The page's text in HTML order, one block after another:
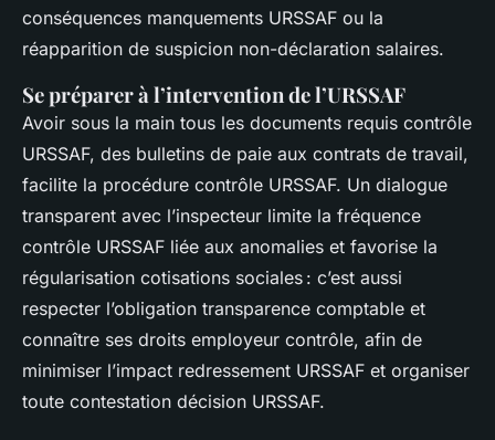
conséquences manquements URSSAF ou la
réapparition de suspicion non-déclaration salaires.
Se préparer à l’intervention de l’URSSAF
Avoir sous la main tous les documents requis contrôle
URSSAF, des bulletins de paie aux contrats de travail,
facilite la procédure contrôle URSSAF. Un dialogue
transparent avec l’inspecteur limite la fréquence
contrôle URSSAF liée aux anomalies et favorise la
régularisation cotisations sociales : c’est aussi
respecter l’obligation transparence comptable et
connaître ses droits employeur contrôle, afin de
minimiser l’impact redressement URSSAF et organiser
toute contestation décision URSSAF.